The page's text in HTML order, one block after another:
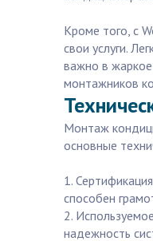
Кроме того, с
свои услуги.
важно в жаркое
монтажников
Монтаж
основные
1.
способен
2.
надежность